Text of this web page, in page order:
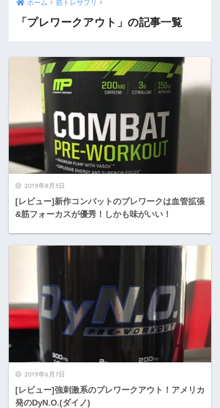
ホーム 筋トレサプリ
「プレワークアウト」の記事一覧
2019年8月3日
[レビュー]新作コンバットのプレワークは血管拡張
&筋フォーカスが優秀！しかも味がいい！
2019年6月7日
[レビュー]強刺激系のプレワークアウト！アメリカ
発のDyN.O.(ダイノ)